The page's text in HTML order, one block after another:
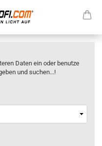
Daten ein oder benutze
und suchen...!